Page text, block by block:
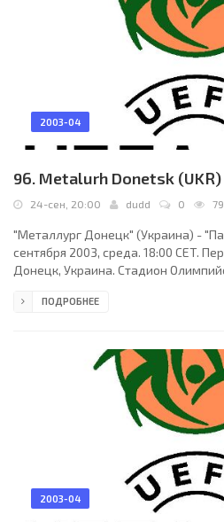
2003-04
96. Metalurh Donetsk (UKR)
24-сен, 20:00 dudd 0
"Металлург Донецк" (Украина) -
сентября 2003, среда. 18:00 CET.
Донецк, Украина. Стадион
(Дания), Финн Эрик Расмуссен
Вячеслав Чечер, Игор Гюзелов,
Меликян, Эдуард Цихмейструк, Гоча
ПОДРОБНЕЕ
2003-04